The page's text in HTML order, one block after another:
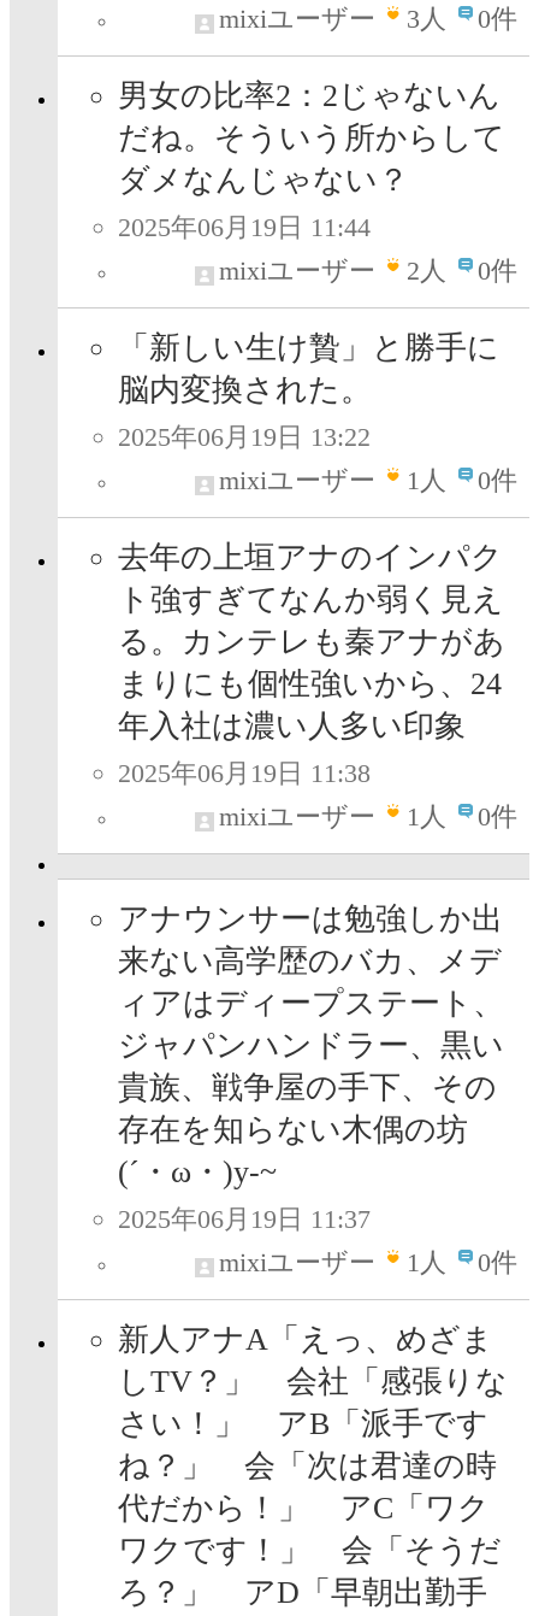
mixiユーザー
3人 0件
男女の比率2：2じゃないん
だね。そういう所からして
ダメなんじゃない？
2025年06月19日 11:44
mixiユーザー
2人 0件
「新しい生け贄」と勝手に
脳内変換された。
2025年06月19日 13:22
mixiユーザー
1人 0件
去年の上垣アナのインパク
ト強すぎてなんか弱く見え
る。カンテレも秦アナがあ
まりにも個性強いから、24
年入社は濃い人多い印象
2025年06月19日 11:38
mixiユーザー
1人 0件
アナウンサーは勉強しか出
来ない高学歴のバカ、メデ
ィアはディープステート、
ジャパンハンドラー、黒い
貴族、戦争屋の手下、その
存在を知らない木偶の坊
(´・ω・)y-~
2025年06月19日 11:37
mixiユーザー
1人 0件
新人アナA「えっ、めざま
しTV？」 会社「感張りな
さい！」 アB「派手です
ね？」 会「次は君達の時
代だから！」 アC「ワク
ワクです！」 会「そうだ
ろ？」 アD「早朝出勤手